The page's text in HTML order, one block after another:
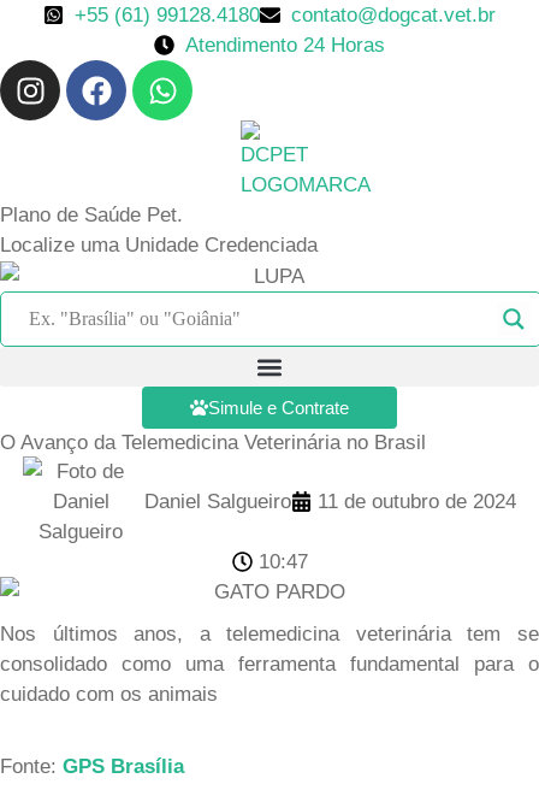
o
conteúdo
+55 (61) 99128.4180
contato@dogcat.vet.br
Atendimento 24 Horas
I
n
g
r
a
m
F
a
o
o
k
W
h
a
p
p
Plano de Saúde Pet.
Localize uma Unidade Credenciada
Simule e Contrate
O Avanço da Telemedicina Veterinária no Brasil
Daniel Salgueiro 11 de outubro de 2024
10:47
Nos últimos anos, a telemedicina veterinária tem se
consolidado como uma ferramenta fundamental para o
cuidado com os animais
Fonte: GPS Brasília